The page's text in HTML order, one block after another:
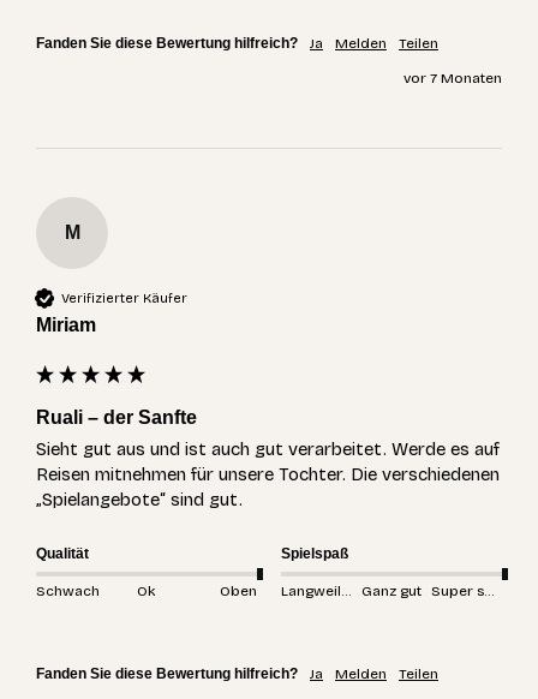
Fanden Sie diese Bewertung hilfreich? Ja Melden Teilen
vor 7 Monaten
M
Verifizierter Käufer
Miriam
Ruali – der Sanfte
Sieht gut aus und ist auch gut verarbeitet. Werde es auf
Reisen mitnehmen für unsere Tochter. Die verschiedenen
„Spielangebote“ sind gut.
Qualität
Schwach Ok Oben
Spielspaß
Langweilig Ganz gut Super spannend
Fanden Sie diese Bewertung hilfreich? Ja Melden Teilen